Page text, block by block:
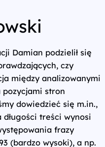
Damian podzielił się
czy
między analizowanymi
stron
dowiedzieć się m.in.,
długości treści wynosi
frazy
(bardzo wysoki), a np.